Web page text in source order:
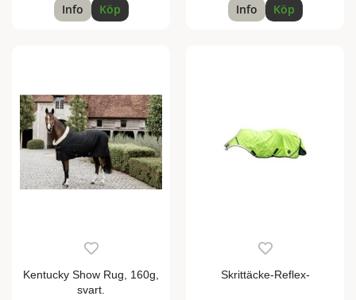
Info Köp Info Köp
Kentucky Show Rug, 160g,
svart.
Skrittäcke-Reflex-